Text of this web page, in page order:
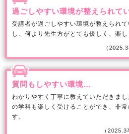
過ごしやすい環境が整えられて
受講者が過ごしやすい環境が整えられ
し、何より先生方がとても優しく、楽し
（
質問もしやすい環境…
わかりやすく丁寧に教えていただきま
の学科も楽しく受けることができ、非
す。
（